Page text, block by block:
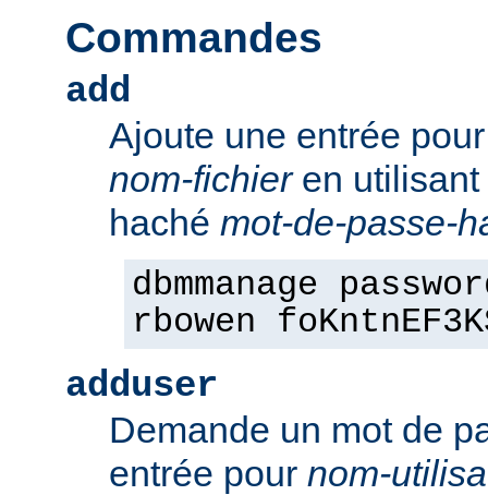
Commandes
add
Ajoute une entrée
nom-fichieren utilisant
haché mot-de-passe-
dbmmanage
rbowen
adduser
Demande un mot de
entrée pour nom-